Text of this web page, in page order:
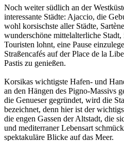
Noch weiter südlich an der
interessante Städte: Ajaccio, die
wohl korsischste aller Städte,
wunderschöne mittelalterliche Stadt,
Touristen lohnt, eine Pause
Straßencafés auf der Place de la
Pastis zu genießen.
Korsikas wichtigste Hafen- und
an den Hängen des Pigno-Massivs
die Genueser gegründet, wird die
bezeichnet, denn hier ist der
die engen Gassen der Altstadt, die
und mediterraner Lebensart
spektakuläre Blicke auf das Meer.